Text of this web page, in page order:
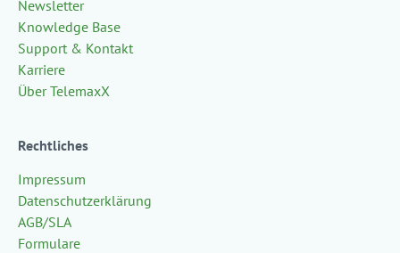
Newsletter
Knowledge Base
Support & Kontakt
Karriere
Über TelemaxX
Rechtliches
Impressum
Datenschutzerklärung
AGB/SLA
Formulare